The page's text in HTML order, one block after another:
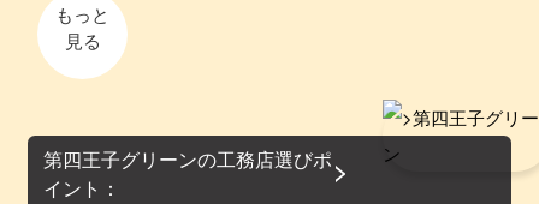
もっと
見る
第四王子グリーンの工務店選びポ
イント：